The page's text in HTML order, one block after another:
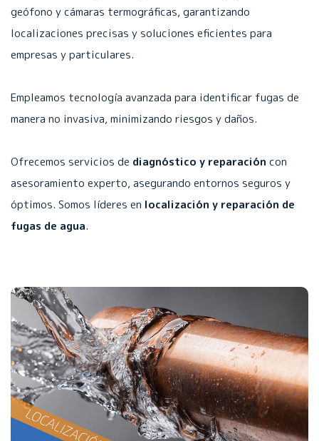
geófono y cámaras termográficas, garantizando
localizaciones precisas y soluciones eficientes para
empresas y particulares.
Empleamos tecnología avanzada para identificar fugas de
manera no invasiva, minimizando riesgos y daños.
Ofrecemos servicios de diagnóstico y reparación con
asesoramiento experto, asegurando entornos seguros y
óptimos. Somos líderes en localización y reparación de
fugas de agua.